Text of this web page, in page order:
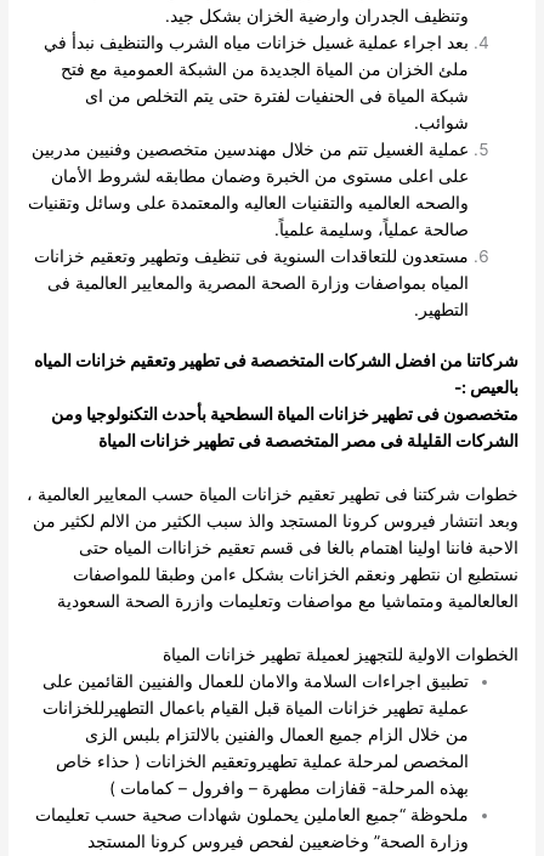
وتنظيف الجدران وارضية الخزان بشكل جيد.
بعد اجراء عملية غسيل خزانات مياه الشرب والتنظيف نبدأ في
ملئ الخزان من المياة الجديدة من الشبكة العمومية مع فتح
شبكة المياة فى الحنفيات لفترة حتى يتم التخلص من اى
شوائب.
عملية الغسيل تتم من خلال مهندسين متخصصين وفنيين مدربين
على اعلى مستوى من الخبرة وضمان مطابقه لشروط الأمان
والصحه العالميه والتقنيات العاليه والمعتمدة على وسائل وتقنيات
صالحة عملياً، وسليمة علمياً.
مستعدون للتعاقدات السنوية فى تنظيف وتطهير وتعقيم خزانات
المياه بمواصفات وزارة الصحة المصرية والمعايير العالمية فى
التطهير.
شركاتنا من افضل الشركات المتخصصة فى تطهير وتعقيم خزانات المياه
بالعيص :-
متخصصون فى تطهير خزانات المياة السطحية بأحدث التكنولوجيا ومن
الشركات القليلة فى مصر المتخصصة فى تطهير خزانات المياة
خطوات شركتنا فى تطهير تعقيم خزانات المياة حسب المعايير العالمية ،
وبعد انتشار فيروس كرونا المستجد والذ سبب الكثير من الالم لكثير من
الاحبة فاننا اولينا اهتمام بالغا فى قسم تعقيم خزاناات المياه حتى
نستطيع ان نتطهر ونعقم الخزانات بشكل ءامن وطبقا للمواصفات
العالعالمية ومتماشيا مع مواصفات وتعليمات وازرة الصحة السعودية
الخطوات الاولية للتجهيز لعميلة تطهير خزانات المياة
تطبيق اجراءات السلامة والامان للعمال والفنيين القائمين على
عملية تطهير خزانات المياة قبل القيام باعمال التطهيرللخزانات
من خلال الزام جميع العمال والفنين بالالتزام بلبس الزى
المخصص لمرحلة عملية تطهيروتعقيم الخزانات ( حذاء خاص
بهذه المرحلة- قفازات مطهرة – وافرول – كمامات )
ملحوظة “جميع العاملين يحملون شهادات صحية حسب تعليمات
وزارة الصحة” وخاضعيين لفحص فيروس كرونا المستجد